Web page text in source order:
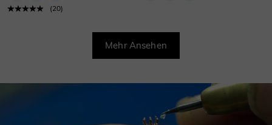
(20)
Mehr Ansehen